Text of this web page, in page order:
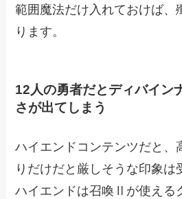
範囲魔法だけ入れておけば、
ります。
12人の勇者だとディバイン
さが出てしまう
ハイエンドコンテンツだと、
りだけだと厳しそうな印象は
ハイエンドは召喚Ⅱが使える